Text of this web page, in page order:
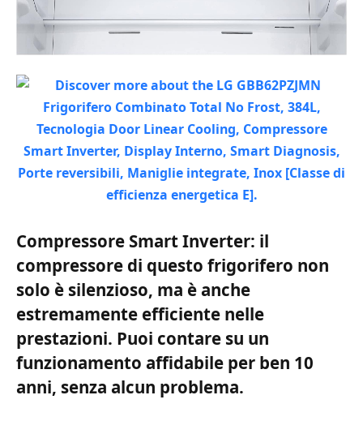
Compressore Smart Inverter: il
compressore di questo frigorifero non
solo è silenzioso, ma è anche
estremamente efficiente nelle
prestazioni. Puoi contare su un
funzionamento affidabile per ben 10
anni, senza alcun problema.